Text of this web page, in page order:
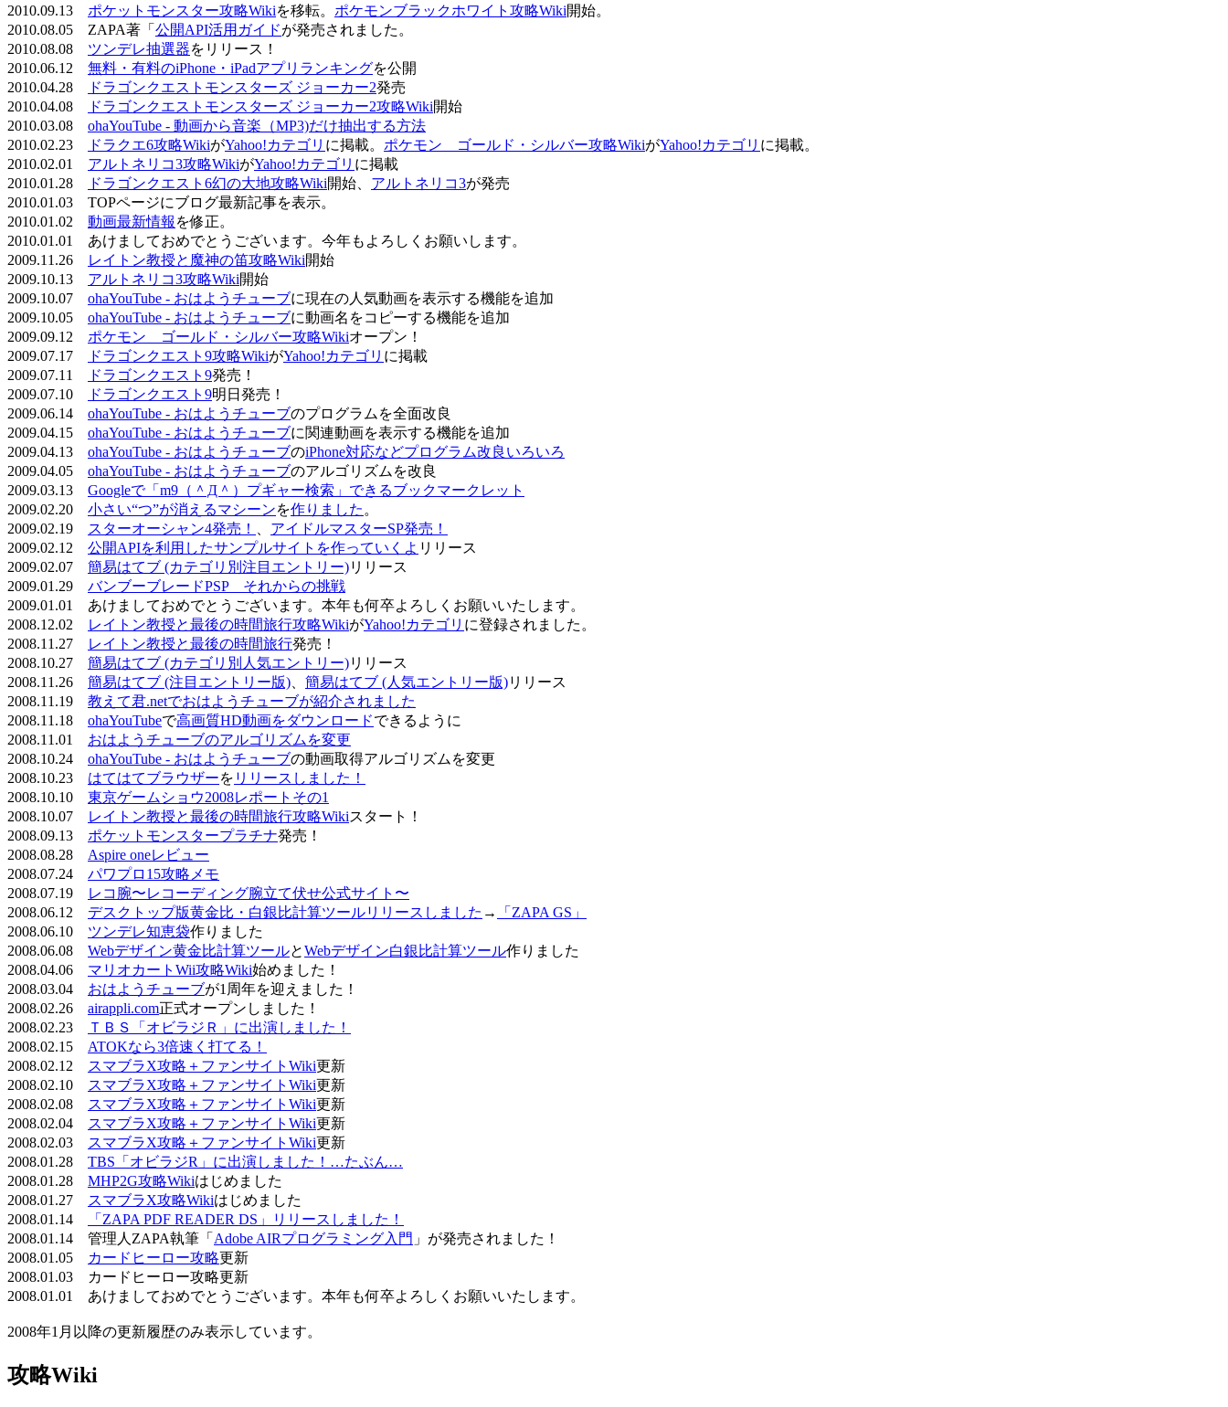
2010.09.13 ポケットモンスター攻略Wikiを移転。 ポケモンブラックホワイト攻略Wiki開始。
2010.08.05 ZAPA著「 公開API活用ガイドが発売されました。
2010.08.08 ツンデレ抽選器をリリース！
2010.06.12 無料・有料のiPhone・iPadアプリランキングを公開
2010.04.28
ドラゴンクエストモンスターズ ジョーカー2発売
2010.04.08
ドラゴンクエストモンスターズ ジョーカー2攻略Wiki開始
2010.03.08 ohaYouTube - 動画から音楽（MP3)だけ抽出する方法
2010.02.23
ドラクエ6攻略WikiがYahoo!カテゴリ に掲載。 ポケモン ゴールド・シルバー攻略WikiがYahoo!カテゴリ に掲載。
2010.02.01 アルトネリコ3攻略WikiがYahoo!カテゴリ に掲載
2010.01.28
ドラゴンクエスト6幻の大地攻略Wiki開始、 アルトネリコ3が発売
2010.01.03 TOPページにブログ最新記事を表示。
2010.01.02 動画最新情報 を修正。
2010.01.01 あけましておめでとうございます。今年もよろしくお願いします。
2009.11.26
レイトン教授と魔神の笛攻略Wiki開始
2009.10.13 アルトネリコ3攻略Wiki開始
2009.10.07 ohaYouTube - おはようチューブに現在の人気動画を表示する機能を追加
2009.10.05 ohaYouTube - おはようチューブに動画名をコピーする機能を追加
2009.09.12 ポケモン ゴールド・シルバー攻略Wikiオープン！
2009.07.17
ドラゴンクエスト9攻略WikiがYahoo!カテゴリ に掲載
2009.07.11
ドラゴンクエスト9発売！
2009.07.10
ドラゴンクエスト9明日発売！
2009.06.14 ohaYouTube - おはようチューブのプログラムを全面改良
2009.04.15 ohaYouTube - おはようチューブに関連動画を表示する機能を追加
2009.04.13 ohaYouTube - おはようチューブのiPhone対応などプログラム改良いろいろ
2009.04.05 ohaYouTube - おはようチューブのアルゴリズムを改良
2009.03.13 Googleで「m9（＾Д＾）プギャー検索」できるブックマークレット
2009.02.20 小さい“つ”が消えるマシーンを作りました 。
2009.02.19
スターオーシャン4発売！
アイドルマスターSP発売！
2009.02.12 公開APIを利用したサンプルサイトを作っていくよ リリース
2009.02.07 簡易はてブ (カテゴリ別注目エントリー)リリース
2009.01.29 バンブーブレードPSP それからの挑戦
2009.01.01 あけましておめでとうございます。本年も何卒よろしくお願いいたします。
2008.12.02
レイトン教授と最後の時間旅行攻略WikiがYahoo!カテゴリ に登録されました。
2008.11.27
レイトン教授と最後の時間旅行発売！
2008.10.27 簡易はてブ (カテゴリ別人気エントリー)リリース
2008.11.26 簡易はてブ (注目エントリー版) 簡易はてブ (人気エントリー版)リリース
2008.11.19 教えて君.netでおはようチューブが紹介されました
2008.11.18 ohaYouTubeで高画質HD動画をダウンロードできるように
2008.11.01 おはようチューブのアルゴリズムを変更
2008.10.24 ohaYouTube - おはようチューブの動画取得アルゴリズムを変更
2008.10.23 はてはてブラウザーを リリースしました！
2008.10.10 東京ゲームショウ2008レポートその1
2008.10.07
レイトン教授と最後の時間旅行攻略Wikiスタート！
2008.09.13 ポケットモンスタープラチナ発売！
2008.08.28 Aspire oneレビュー
2008.07.24 パワプロ15攻略メモ
2008.07.19
レコ腕〜レコーディング腕立て伏せ公式サイト〜
2008.06.12 デスクトップ版黄金比・白銀比計算ツールリリースしました →
「ZAPA GS」
2008.06.10 ツンデレ知恵袋作りました
2008.06.08 Webデザイン黄金比計算ツールとWebデザイン白銀比計算ツール作りました
2008.04.06 マリオカートWii攻略Wiki始めました！
2008.03.04 おはようチューブが1周年を迎えました！
2008.02.26 airappli.com正式オープンしました！
2008.02.23
ＴＢＳ「オビラジＲ」に出演しました！
2008.02.15 ATOKなら3倍速く打てる！
2008.02.12
スマブラX攻略＋ファンサイトWiki更新
2008.02.10
スマブラX攻略＋ファンサイトWiki更新
2008.02.08
スマブラX攻略＋ファンサイトWiki更新
2008.02.04
スマブラX攻略＋ファンサイトWiki更新
2008.02.03
スマブラX攻略＋ファンサイトWiki更新
2008.01.28 TBS「オビラジR」に出演しました！…たぶん…
2008.01.28 MHP2G攻略Wikiはじめました
2008.01.27
スマブラX攻略Wikiはじめました
2008.01.14
「ZAPA PDF READER DS」リリースしました！
2008.01.14 管理人ZAPA執筆「 Adobe AIRプログラミング入門 」が発売されました！
2008.01.05
カードヒーロー攻略更新
2008.01.03 カードヒーロー攻略更新
2008.01.01 あけましておめでとうございます。本年も何卒よろしくお願いいたします。
2008年1月以降の更新履歴のみ表示しています。
攻略Wiki